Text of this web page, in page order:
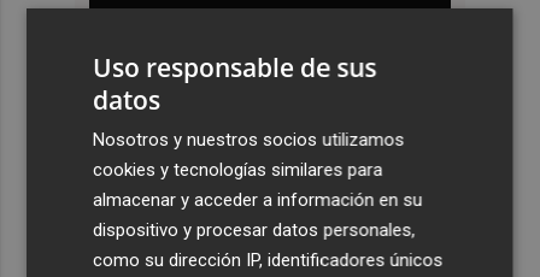
Uso responsable de sus
datos
Nosotros y nuestros socios utilizamos
cookies y tecnologías similares para
almacenar y acceder a información en su
dispositivo y procesar datos personales,
como su dirección IP, identificadores únicos